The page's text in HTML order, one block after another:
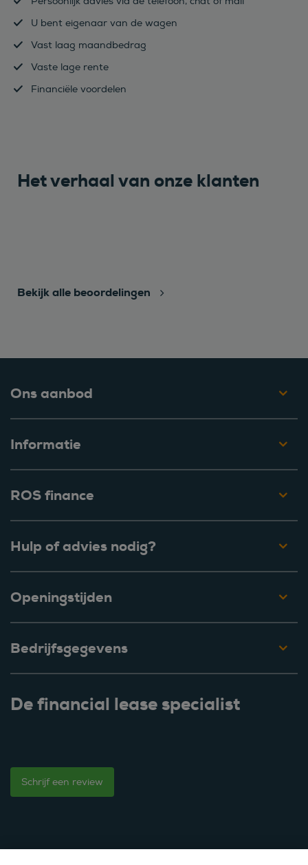
U bent eigenaar van de wagen
Vast laag maandbedrag
Vaste lage rente
Financiële voordelen
Het verhaal van onze klanten
Bekijk alle beoordelingen
Ons aanbod
Informatie
ROS finance
Hulp of advies nodig?
Openingstijden
Bedrijfsgegevens
De financial lease specialist
Schrijf een review